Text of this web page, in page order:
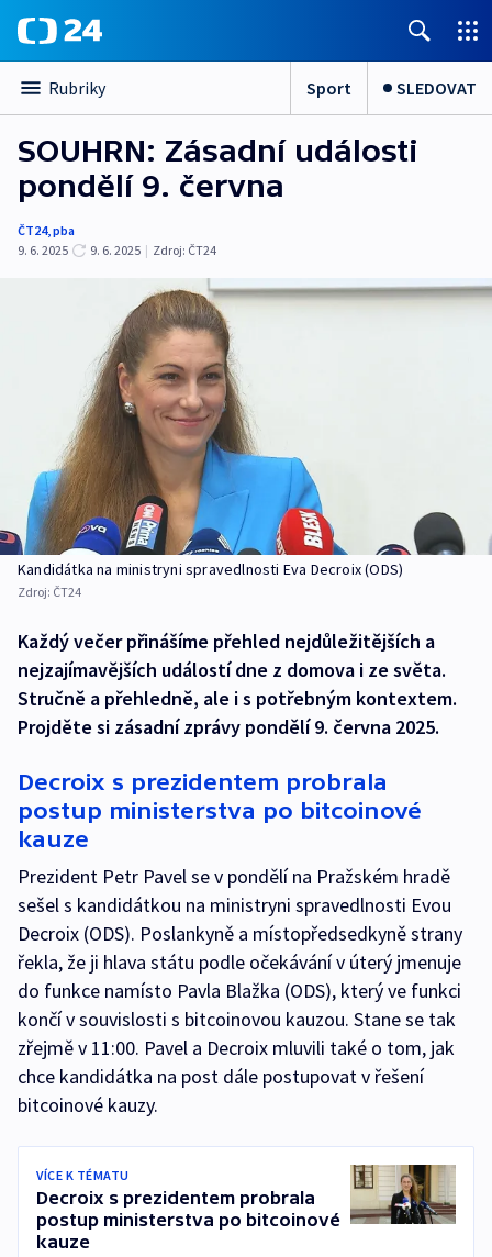
Rubriky Sport SLEDOVAT
SOUHRN: Zásadní události
pondělí 9. června
ČT24,pba
9. 6. 2025
9. 6. 2025 | Zdroj: ČT24
Kandidátka na ministryni spravedlnosti Eva Decroix (ODS)
Zdroj: ČT24
Každý večer přinášíme přehled nejdůležitějších a
nejzajímavějších událostí dne z domova i ze světa.
Stručně a přehledně, ale i s potřebným kontextem.
Projděte si zásadní zprávy pondělí 9. června 2025.
Decroix s prezidentem probrala
postup ministerstva po bitcoinové
kauze
Prezident Petr Pavel se v pondělí na Pražském hradě
sešel s kandidátkou na ministryni spravedlnosti Evou
Decroix (ODS). Poslankyně a místopředsedkyně strany
řekla, že ji hlava státu podle očekávání v úterý jmenuje
do funkce namísto Pavla Blažka (ODS), který ve funkci
končí v souvislosti s bitcoinovou kauzou. Stane se tak
zřejmě v 11:00. Pavel a Decroix mluvili také o tom, jak
chce kandidátka na post dále postupovat v řešení
bitcoinové kauzy.
VÍCE K TÉMATU
Decroix s prezidentem probrala
postup ministerstva po bitcoinové
kauze